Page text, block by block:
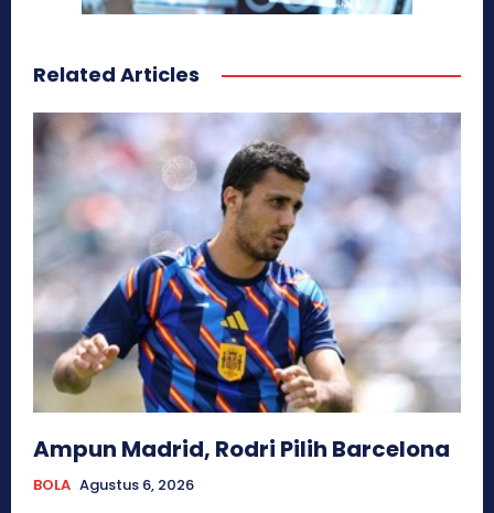
Related Articles
Ampun Madrid, Rodri Pilih Barcelona
BOLA Agustus 6, 2026